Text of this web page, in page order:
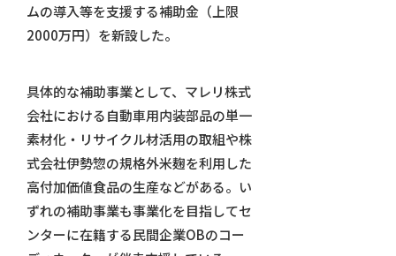
ムの導入等を支援する補助金（上限
2000万円）を新設した。
具体的な補助事業として、マレリ株式
会社における自動車用内装部品の単一
素材化・リサイクル材活用の取組や株
式会社伊勢惣の規格外米麹を利用した
高付加価値食品の生産などがある。い
ずれの補助事業も事業化を目指してセ
ンターに在籍する民間企業OBのコー